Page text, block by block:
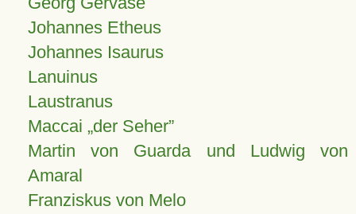
Johannes Etheus
Johannes Isaurus
Lanuinus
Laustranus
Maccai „der Seher”
Martin von Guarda und Ludwig von
Amaral
Franziskus von Melo